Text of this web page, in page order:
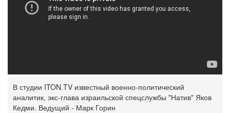
В студии ITON.TV известный военно-политический
аналитик, экс-глава израильской спецслужбы "Натив" Яков
Кедми. Ведущий - Марк Горин